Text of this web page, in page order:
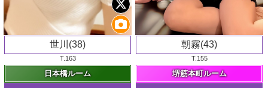
世川(38)
T.163
日本橋ルーム
朝霧(43)
T.155
堺筋本町ルーム